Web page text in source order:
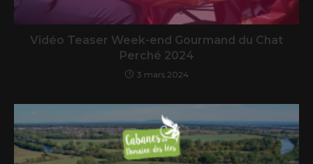
Vidéo Teaser Week-end Gourmand du Chat
Perché 2024
3 mars 2024